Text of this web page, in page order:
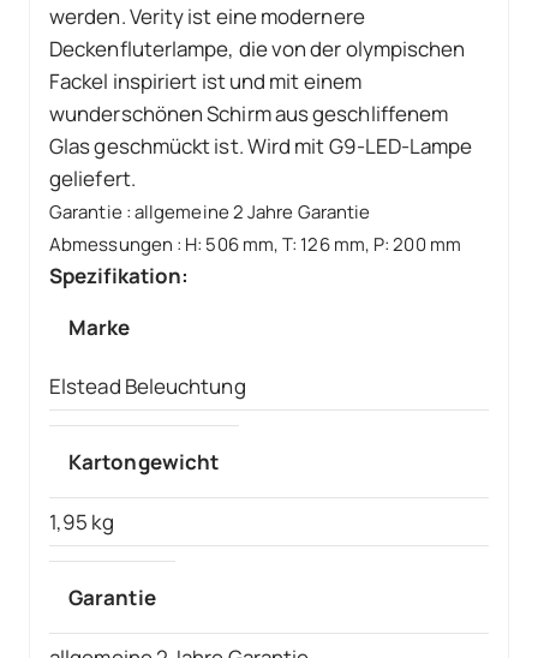
werden. Verity ist eine modernere
Deckenfluterlampe, die von der olympischen
Fackel inspiriert ist und mit einem
wunderschönen Schirm aus geschliffenem
Glas geschmückt ist. Wird mit G9-LED-Lampe
geliefert.
Garantie:allgemeine 2 Jahre Garantie
Abmessungen : H: 506 mm, T: 126 mm, P: 200 mm
Spezifikation:
Marke
Elstead Beleuchtung
Kartongewicht
1,95 kg
Garantie